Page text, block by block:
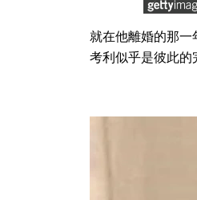
就在他離婚的那一
考利似乎是彼此的